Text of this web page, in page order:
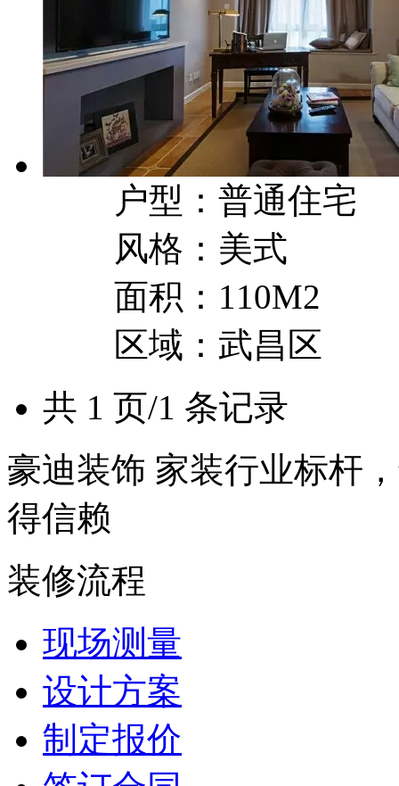
户型：普通住宅
风格：美式
面积：110M2
区域：武昌区
共 1 页/1 条记录
豪迪装饰 家装行业标杆
得信赖
装修流程
现场测量
设计方案
制定报价